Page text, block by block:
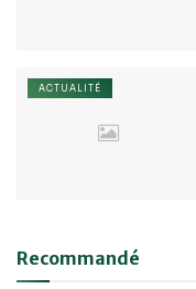
ACTUALITÉ
Recommandé